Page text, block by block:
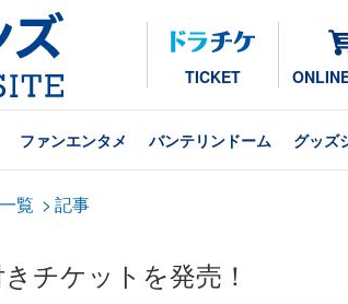
TICKET
ファンエンタメ バンテリンドーム グッズ
覧 > 記事
チケットを発売！